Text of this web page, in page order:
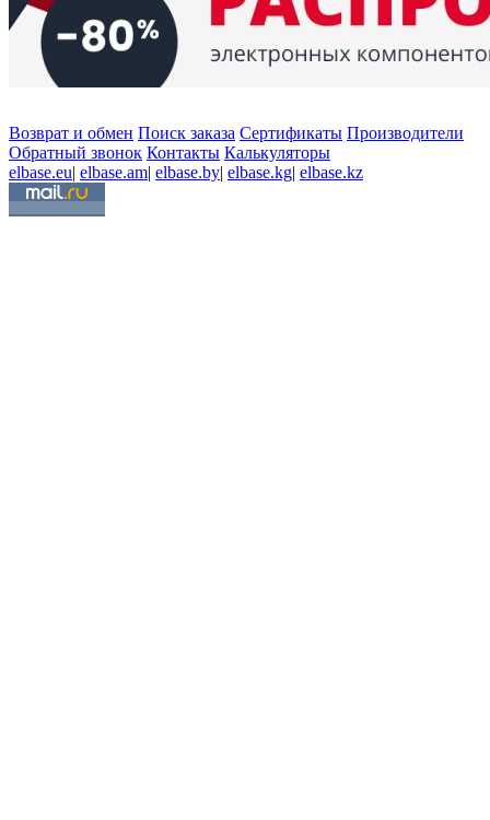
Возврат и обмен Поиск заказа Сертификаты Производители
Обратный звонок Контакты Калькуляторы
elbase.eu| elbase.am| elbase.by| elbase.kg| elbase.kz